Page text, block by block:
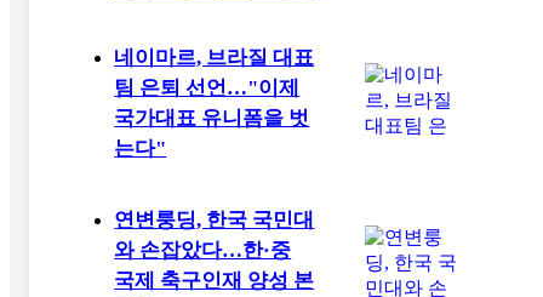
네이마르, 브라질 대표
팀 은퇴 선언…"이제
국가대표 유니폼을 벗
는다"
연변룽딩, 한국 국민대
와 손잡았다…한·중
국제 축구인재 양성 본